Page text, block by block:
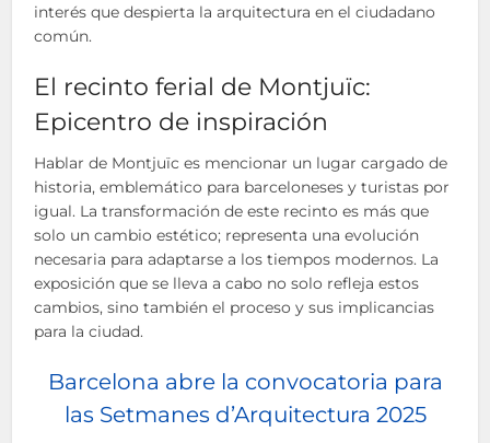
interés que despierta la arquitectura en el ciudadano
común.
El recinto ferial de Montjuïc:
Epicentro de inspiración
Hablar de Montjuïc es mencionar un lugar cargado de
historia, emblemático para barceloneses y turistas por
igual. La transformación de este recinto es más que
solo un cambio estético; representa una evolución
necesaria para adaptarse a los tiempos modernos. La
exposición que se lleva a cabo no solo refleja estos
cambios, sino también el proceso y sus implicancias
para la ciudad.
Barcelona abre la convocatoria para
las Setmanes d’Arquitectura 2025